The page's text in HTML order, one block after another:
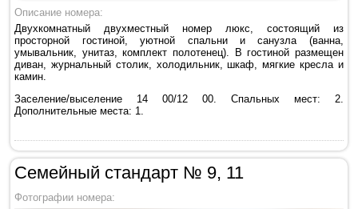
Описание номера:
Двухкомнатный двухместный номер люкс, состоящий из
просторной гостиной, уютной спальни и санузла (ванна,
умывальник, унитаз, комплект полотенец). В гостиной размещен
диван, журнальный столик, холодильник, шкаф, мягкие кресла и
камин.
Заселение/выселение 14 00/12 00. Спальных мест: 2.
Дополнительные места: 1.
Семейный стандарт № 9, 11
Фотографии номера: